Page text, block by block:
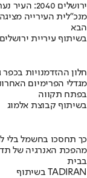
ירושלים 2040: העיר נערכת ל- 1.5 מליון תושבים
מנכ"לית העירייה
הבא
בשיתוף עיריית ירושלים
חלון ההזדמנויות בכפר
בפתח תקווה
בשיתוף קבוצת אלמוג
כך תחסכו בחשמל בלי
מהפכת האנרגיה של
בבית
בשיתוף TADIRAN